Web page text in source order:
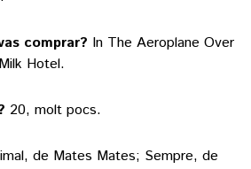
VEURE TOTES
CULTURA POPULAR
LLIBRES
CALAIX
FOTOGALERIES
AGENDA
BLOGOSFERA
comprar? In The Aeroplane Over
Hotel.
20, molt pocs.
de Mates Mates; Sempre, de